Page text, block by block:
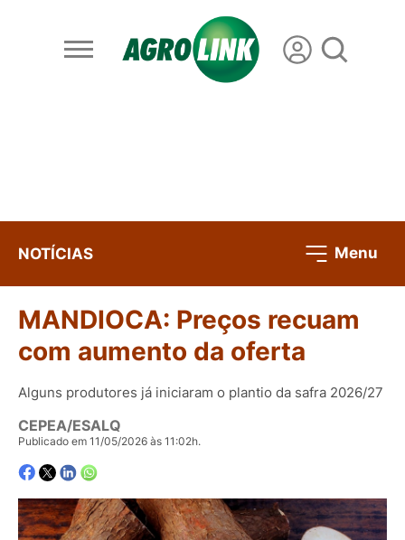
NOTÍCIAS Menu
MANDIOCA: Preços recuam
com aumento da oferta
Alguns produtores já iniciaram o plantio da safra 2026/27
CEPEA/ESALQ
Publicado em 11/05/2026 às 11:02h.